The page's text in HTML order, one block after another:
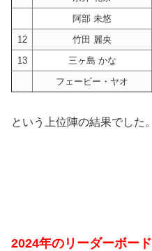
阿部 未悠
12
竹田 麗央
13
三ヶ島 かな
フェービー・ヤオ
という上位陣の結果でした。
2024年のリーダーボード